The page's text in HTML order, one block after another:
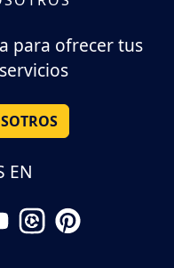
para ofrecer tus
EN